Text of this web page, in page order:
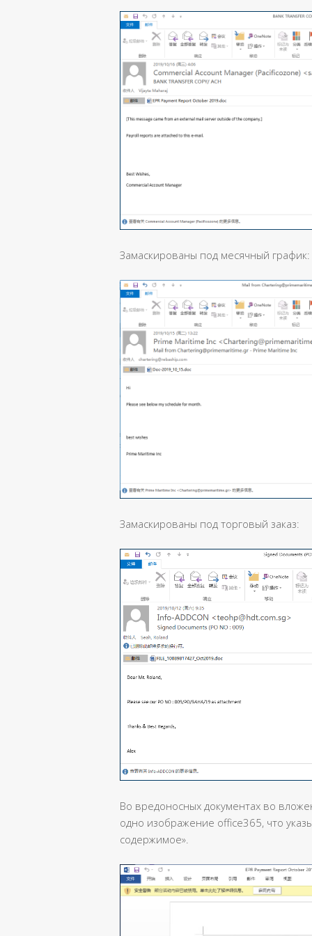
Замаскированы под месячный график:
Замаскированы под торговый заказ:
Во вредоносных документах во
одно изображение office365, что
содержимое».